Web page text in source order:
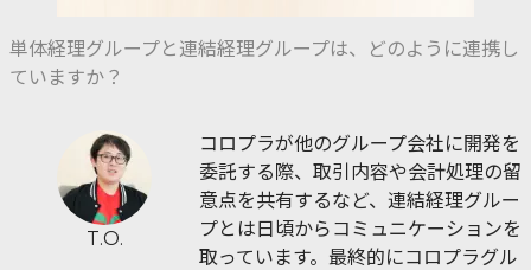
単体経理グループと連結経理グループは、どのように連携し
ていますか？
T.O.
コロプラが他のグループ会社に開発を
委託する際、取引内容や会計処理の留
意点を共有するなど、連結経理グルー
プとは日頃からコミュニケーションを
取っています。最終的にコロプラグル